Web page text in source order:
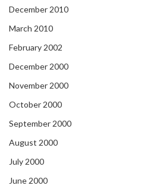
December 2010
March 2010
February 2002
December 2000
November 2000
October 2000
September 2000
August 2000
July 2000
June 2000